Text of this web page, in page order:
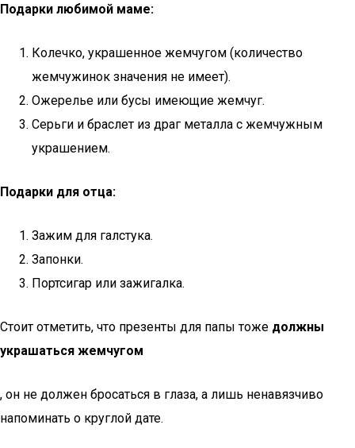
Подарки любимой маме:
Колечко, украшенное жемчугом (количество
жемчужинок значения не имеет).
Ожерелье или бусы имеющие жемчуг.
Серьги и браслет из драг металла с жемчужным
украшением.
Подарки для отца:
Зажим для галстука.
Запонки.
Портсигар или зажигалка.
Стоит отметить, что презенты для папы тоже должны
украшаться жемчугом
, он не должен бросаться в глаза, а лишь ненавязчиво
напоминать о круглой дате.